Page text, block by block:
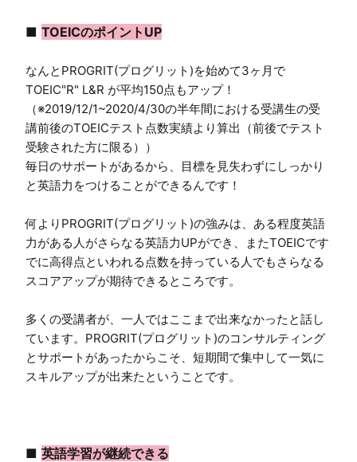
■ TOEICのポイントUP
なんとPROGRIT(プログリット)を始めて3ヶ月で
TOEIC"R" L&R が平均150点もアップ！
（※2019/12/1~2020/4/30の半年間における受講生の受
講前後のTOEICテスト点数実績より算出（前後でテスト
受験された方に限る））
毎日のサポートがあるから、目標を見失わずにしっかり
と英語力をつけることができるんです！
何よりPROGRIT(プログリット)の強みは、ある程度英語
力がある人がさらなる英語力UPができ、またTOEICです
でに高得点といわれる点数を持っている人でもさらなる
スコアアップが期待できるところです。
多くの受講者が、一人ではここまで出来なかったと話し
ています。PROGRIT(プログリット)のコンサルティング
とサポートがあったからこそ、短期間で集中して一気に
スキルアップが出来たということです。
■ 英語学習が継続できる